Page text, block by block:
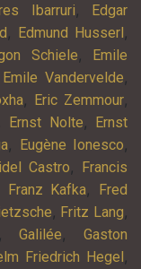
Ibarruri,
Edgar
, Edmund Husserl ,
Schiele,
Emile
Emile Vandervelde,
, Eric Zemmour,
, Ernst Nolte,
Ernst
, Eugène Ionesco,
Castro,
Francis
Franz Kafka,
Fred
, Fritz Lang,
,Galilée,Gaston
Friedrich Hegel ,